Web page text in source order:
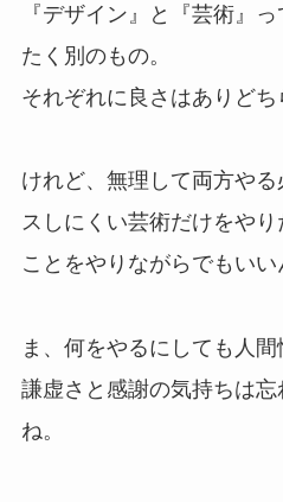
『デザイン』と『芸術』
たく別のもの。
それぞれに良さはありどち
けれど、無理して両方や
スしにくい芸術だけをや
ことをやりながらでもいい
ま、何をやるにしても人間
謙虚さと感謝の気持ちは
ね。